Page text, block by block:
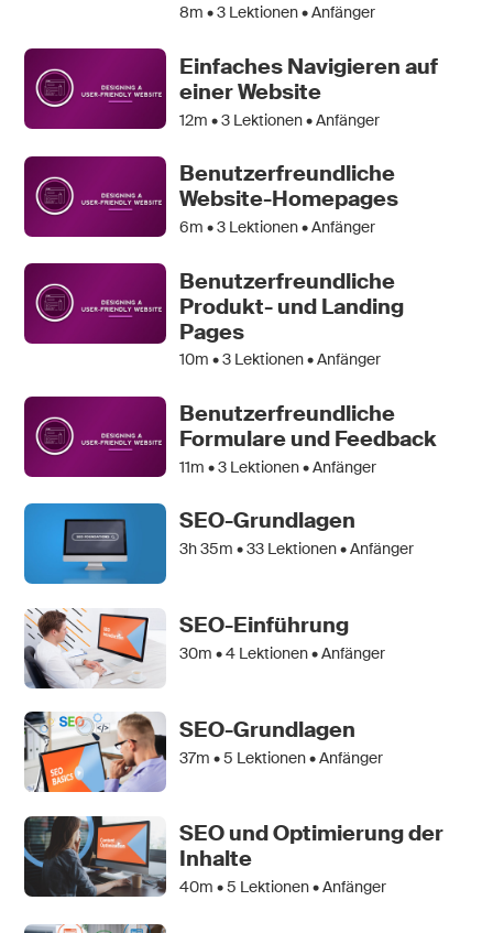
8m •3 Lektionen • Anfänger
Einfaches Navigieren auf
einer Website
12m •3 Lektionen • Anfänger
Benutzerfreundliche
Website-Homepages
6m •3 Lektionen • Anfänger
Benutzerfreundliche
Produkt- und Landing
Pages
10m •3 Lektionen • Anfänger
Benutzerfreundliche
Formulare und Feedback
11m •3 Lektionen • Anfänger
SEO-Grundlagen
3h 35m •33 Lektionen • Anfänger
SEO-Einführung
30m •4 Lektionen • Anfänger
SEO-Grundlagen
37m •5 Lektionen • Anfänger
SEO und Optimierung der
Inhalte
40m •5 Lektionen • Anfänger